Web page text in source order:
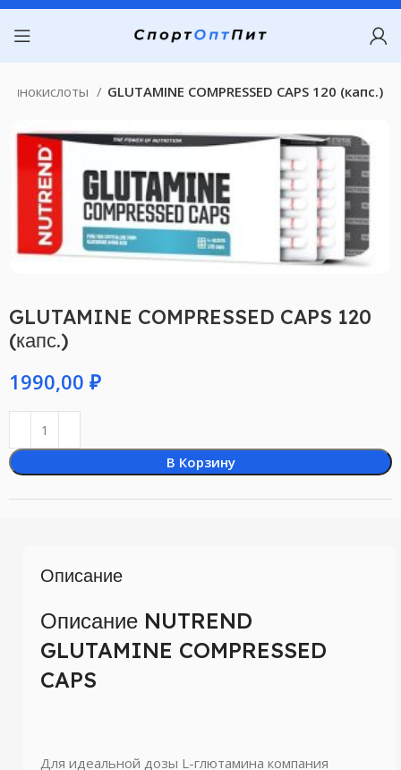
GLUTAMINE COMPRESSED CAPS 120 (капс.)
GLUTAMINE COMPRESSED CAPS 120
(капс.)
₽
В Корзину
Описание
Описание NUTREND
GLUTAMINE COMPRESSED
CAPS
Для идеальной дозы L-глютамина компания